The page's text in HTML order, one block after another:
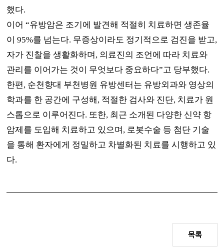
했다.
이어“유방암은 조기에 발견해 적절히 치료하면 생존율
이95%를 넘는다. 무증상이라도 정기적으로 검진을 받고,
자가 진찰을 생활화하며 , 의료진의 조언에 따라 치료와
관리를 이어가는 것이 무엇보다 중요하다”고 당부했다.
한편 , 순천향대 부천병원 유방센터는 유방외과와 영상의
학과를 한 공간에 구성해 , 적절한 검사와 진단, 치료가 원
스톱으로 이루어진다. 또한, 최근 소개된 다양한 신약 항
암제를 도입해 치료하고 있으며 , 로봇수술 등 첨단 기술
을 통해 환자에게 정밀하고 차별화된 치료를 시행하고 있
다.
목록